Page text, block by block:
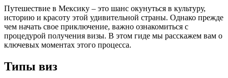
Путешествие в Мексику – это шанс окунуться в культуру,
историю и красоту этой удивительной страны. Однако прежде
чем начать свое приключение, важно ознакомиться с
процедурой получения визы. В этом гиде мы расскажем вам о
ключевых моментах этого процесса.
Типы виз